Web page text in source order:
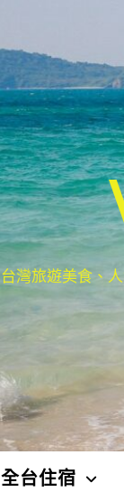
台灣旅遊美食、
全台住宿